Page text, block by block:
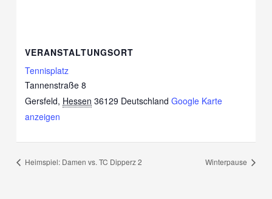
VERANSTALTUNGSORT
Tennisplatz
Tannenstraße 8
Gersfeld, Hessen 36129 Deutschland Google Karte
anzeigen
Heimspiel: Damen vs. TC Dipperz 2 Winterpause